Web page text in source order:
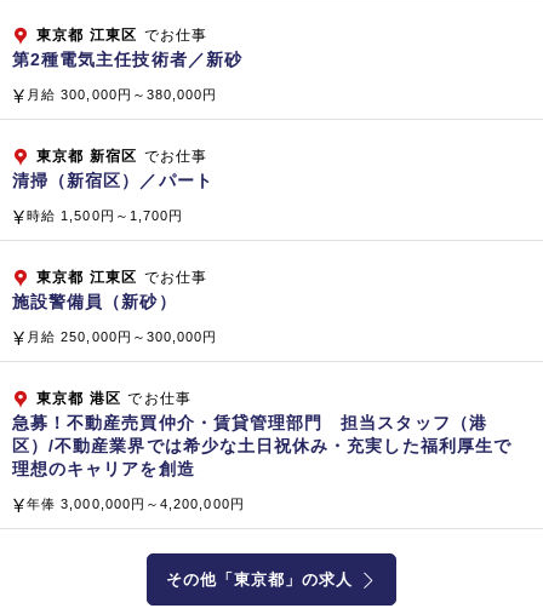
【海外】 SINGAPORE BIKEN PTE.LTD.（シンガポール共
和国）
東京都 江東区 でお仕事
第2種電気主任技術者／新砂
月給 300,000円～380,000円
東京都 新宿区 でお仕事
清掃（新宿区）／パート
時給 1,500円～1,700円
東京都 江東区 でお仕事
施設警備員（新砂）
月給 250,000円～300,000円
東京都 港区 でお仕事
急募！不動産売買仲介・賃貸管理部門 担当スタッフ（港
区）/不動産業界では希少な土日祝休み・充実した福利厚生で
理想のキャリアを創造
年俸 3,000,000円～4,200,000円
その他「東京都」の求人